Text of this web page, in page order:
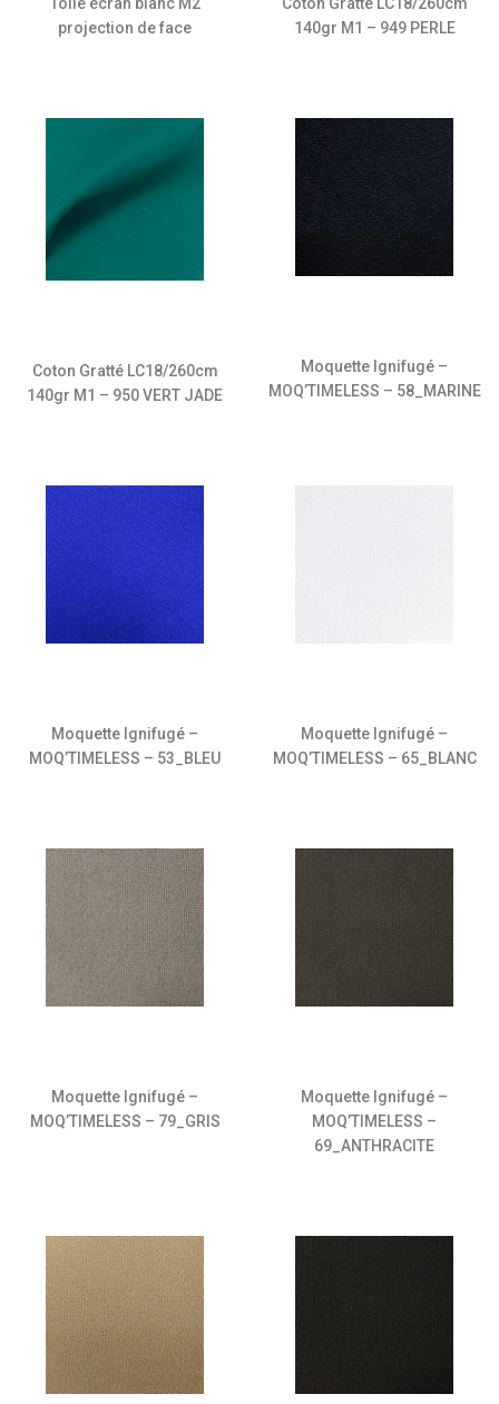
Toile écran blanc M2
projection de face
Coton Gratté LC18/260cm
140gr M1 – 949 PERLE
Coton Gratté LC18/260cm
140gr M1 – 950 VERT JADE
Moquette Ignifugé –
MOQ’TIMELESS – 58_MARINE
Moquette Ignifugé –
MOQ’TIMELESS – 53_BLEU
Moquette Ignifugé –
MOQ’TIMELESS – 65_BLANC
Moquette Ignifugé –
MOQ’TIMELESS – 79_GRIS
Moquette Ignifugé –
MOQ’TIMELESS –
69_ANTHRACITE